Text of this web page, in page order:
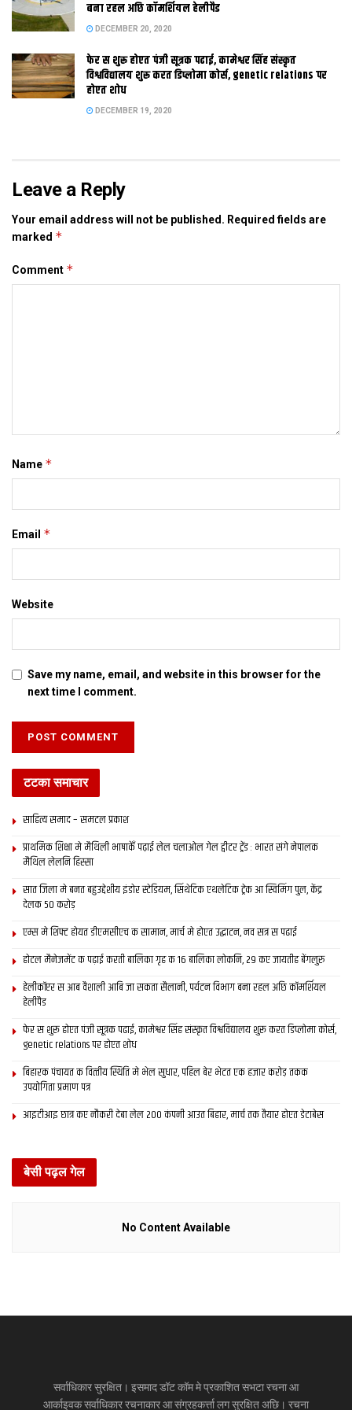
टूर ऑपरेटर कपिलवस्तु आ कुशीनगर सहित कई स्थल क भ्रमण करि
चुकलाह अछि। शनिदिन टूर ऑपरेटर राजभवन आ शहीद स्मारक क
केलथि। टूर ऑपरेटर पटना म्यूजियम सेहो गेलाह।
बना रहल अछि कॉमर्शियल हेलीपैड
DECEMBER 20, 2020
फेर स शुरू होएत पंजी सूत्रक पढाई, कामेश्वर सिंह संस्कृत
विश्वविद्यालय शुरू करत डिप्लोमा कोर्स, genetic relations पर
होएत शोध
DECEMBER 19, 2020
Leave a Reply
Your email address will not be published. Required fields are
marked *
Comment *
Name *
Email *
Website
Save my name, email, and website in this browser for the
next time I comment.
टटका समाचार
साहित्य समाद – समटल प्रकाश
प्राथमिक शि‍क्षा मे मैथि‍ली भाषाकेँ पढ़ाई लेल चलाओल गेल ट्वीटर ट्रेंड : भारत संगे नेपालक
मैथिल लेलनि हिस्सा
सात जिला मे बनत बहुउद्देशीय इंडोर स्‍टेडि‍यम, सिंथेटिक एथलेटिक ट्रेक आ स्विमिंग पुल, केंद्र
देलक 50 करोड़
एम्स मे शिफ्ट होयत डीएमसीएच क सामान, मार्च मे होएत उद्घाटन, नव सत्र स पढाई
होटल मैनेजमेंट क पढ़ाई करती बालिका गृह क 16 बालिका लोकनि, 29 कए जायतीह बेंगलुरु
हेलीकॉप्टर स आब वैशाली आबि जा सकता सैलानी, पर्यटन विभाग बना रहल अछि कॉमर्शियल
हेलीपैड
फेर स शुरू होएत पंजी सूत्रक पढाई, कामेश्वर सिंह संस्कृत विश्वविद्यालय शुरू करत डिप्लोमा कोर्स,
genetic relations पर होएत शोध
बिहारक पंचायत क वित्‍तीय स्थिति मे भेल सुधार, पहिल बेर भेटत एक हजार करोड़ तकक
उपयोगिता प्रमाण पत्र
आइटीआइ छात्र कए नौकरी देबा लेल 200 कंपनी आउत बिहार, मार्च तक तैयार होएत डेटाबेस
बेसी पढ़ल गेल
No Content Available
सर्वाधिकार सुरक्षित। इसमाद डॉट कॉम मे प्रकाशित सभटा रचना आ
आर्काइवक सर्वाधिकार रचनाकार आ संग्रहकर्त्ता लग सुरक्षित अछि। रचना